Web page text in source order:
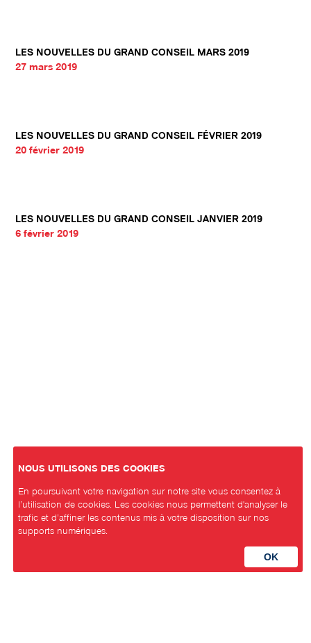
LES NOUVELLES DU GRAND CONSEIL MARS 2019
27 mars 2019
LES NOUVELLES DU GRAND CONSEIL FÉVRIER 2019
20 février 2019
LES NOUVELLES DU GRAND CONSEIL JANVIER 2019
6 février 2019
NOUS UTILISONS DES COOKIES
En poursuivant votre navigation sur notre site vous consentez à
l’utilisation de cookies. Les cookies nous permettent d'analyser le
trafic et d’affiner les contenus mis à votre disposition sur nos
supports numériques.